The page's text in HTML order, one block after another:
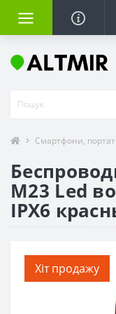
Смартфони,
M23 Led
IPX6
Хіт продажу